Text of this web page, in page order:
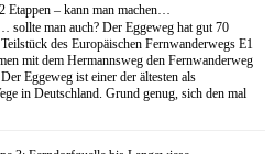
Etappen – kann man machen…
sollte man auch? Der Eggeweg hat gut 70
des Europäischen Fernwanderwegs E1
mit dem Hermannsweg den Fernwanderweg
Eggeweg ist einer der ältesten als
in Deutschland. Grund genug, sich den mal